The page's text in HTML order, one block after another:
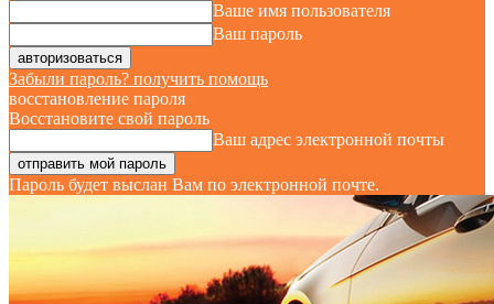
Ваше имя пользователя
Ваш пароль
Забыли пароль? получить помощь
восстановление пароля
Восстановите свой пароль
Ваш адрес электронной почты
Пароль будет выслан Вам по электронной почте.